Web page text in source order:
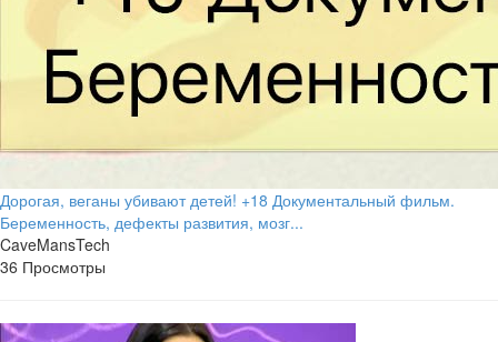
Дорогая, веганы убивают детей! +18 Документальный фильм.
Беременность, дефекты развития, мозг...
CaveMansTech
36 Просмотры